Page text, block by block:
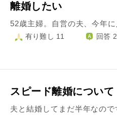
離婚したい
有り難し 11 回答 2
スピード離婚について